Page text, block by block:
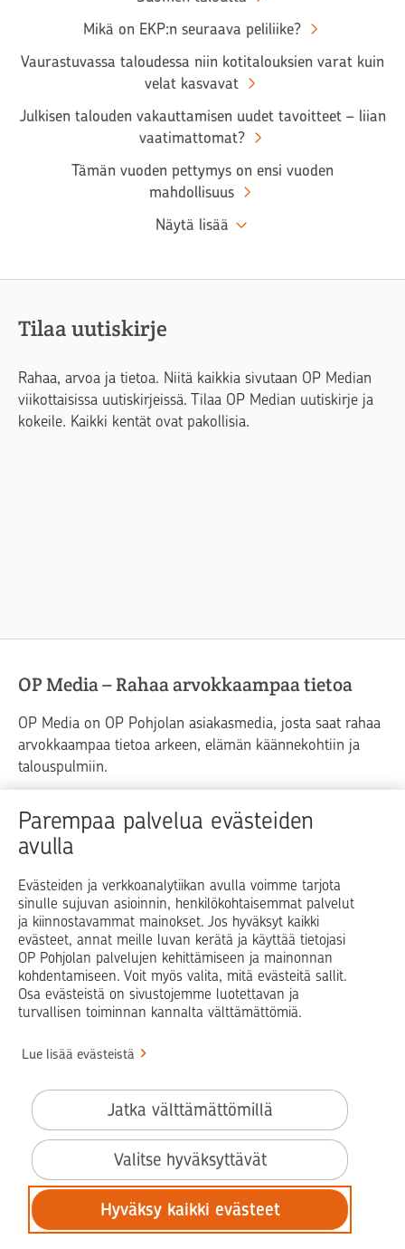
Parempaa palvelua evästeiden
avulla
Evästeiden ja verkkoanalytiikan avulla voimme tarjota
sinulle sujuvan asioinnin, henkilökohtaisemmat palvelut
ja kiinnostavammat mainokset. Jos hyväksyt kaikki
evästeet, annat meille luvan kerätä ja käyttää tietojasi
OP Pohjolan palvelujen kehittämiseen ja mainonnan
kohdentamiseen. Voit myös valita, mitä evästeitä sallit.
Osa evästeistä on sivustojemme luotettavan ja
turvallisen toiminnan kannalta välttämättömiä.
Lue lisää evästeistä
Hyväksy kaikki evästeet
Valitse hyväksyttävät
Jatka välttämättömillä
Mikä on EKP:n seuraava peliliike?
Vaurastuvassa taloudessa niin kotitalouksien varat kuin
velat kasvavat
Julkisen talouden vakauttamisen uudet tavoitteet – liian
vaatimattomat?
Tämän vuoden pettymys on ensi vuoden
mahdollisuus
Näytä lisää
Tilaa uutiskirje
Rahaa, arvoa ja tietoa. Niitä kaikkia sivutaan OP Median
viikottaisissa uutiskirjeissä. Tilaa OP Median uutiskirje ja
kokeile. Kaikki kentät ovat pakollisia.
OP Media – Rahaa arvokkaampaa tietoa
OP Media on OP Pohjolan asiakasmedia, josta saat rahaa
arvokkaampaa tietoa arkeen, elämän käännekohtiin ja
talouspulmiin.
Raha Elämä
Yrityselämä
Blogit ja puheenvuorot
Op.fi OP Koti Pohjola Vahinkoapu
Facebook
X LinkedInInstagram
Käyttöehdot
Saavutettavuusseloste
Evästeiden käyttö
Tilaa uutiskirje
Tietosuoja